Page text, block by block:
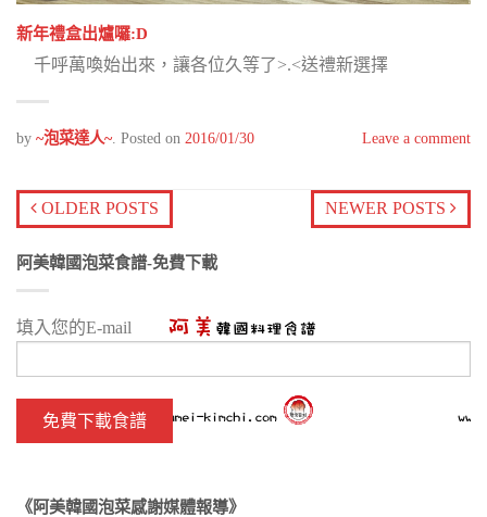
新年禮盒出爐囉:D
千呼萬喚始出來，讓各位久等了>.<送禮新選擇
by ~泡菜達人~. Posted on 2016/01/30 Leave a comment
OLDER POSTS NEWER POSTS
阿美韓國泡菜食譜-免費下載
填入您的E-mail
《阿美韓國泡菜感謝媒體報導》